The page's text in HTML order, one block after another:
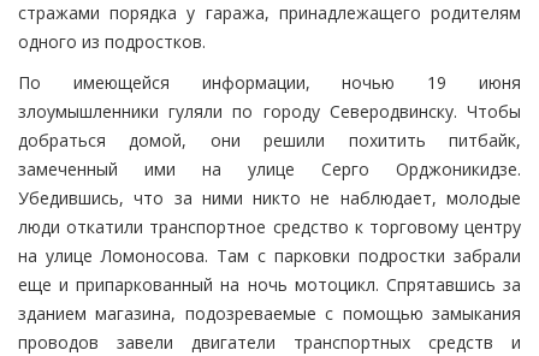
стражами порядка у гаража, принадлежащего родителям
одного из подростков.
По имеющейся информации, ночью 19 июня
злоумышленники гуляли по городу Северодвинску. Чтобы
добраться домой, они решили похитить питбайк,
замеченный ими на улице Серго Орджоникидзе.
Убедившись, что за ними никто не наблюдает, молодые
люди откатили транспортное средство к торговому центру
на улице Ломоносова. Там с парковки подростки забрали
еще и припаркованный на ночь мотоцикл. Спрятавшись за
зданием магазина, подозреваемые с помощью замыкания
проводов завели двигатели транспортных средств и